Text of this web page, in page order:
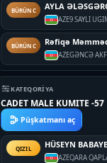
BÜRÜNC AYLA
AZE9 SAYLI
BÜRÜNC Rəfiqə
AZEGƏNCƏ
KATEQORIYA
CADET MALE KUMITE -57
Püşkatmanı aç
QIZIL HÜSEYN
AZEQARA